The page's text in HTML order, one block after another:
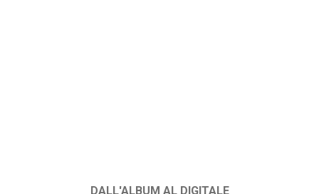
DALL'ALBUM AL DIGITALE